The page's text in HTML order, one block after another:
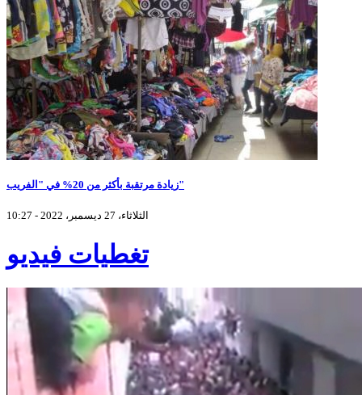
زيادة مرتقبة بأكثر من 20% في "الفريب"
الثلاثاء، 27 ديسمبر، 2022 - 10:27
تغطيات فيديو